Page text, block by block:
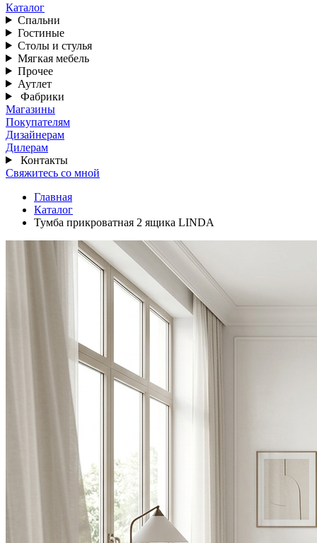
Каталог
Спальни
Гостиные
Столы и стулья
Мягкая мебель
Прочее
Аутлет
Фабрики
Магазины
Покупателям
Дизайнерам
Дилерам
Контакты
Свяжитесь со мной
Главная
Каталог
Тумба прикроватная 2 ящика LINDA